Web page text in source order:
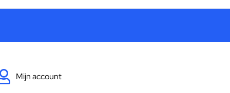
Mijn account